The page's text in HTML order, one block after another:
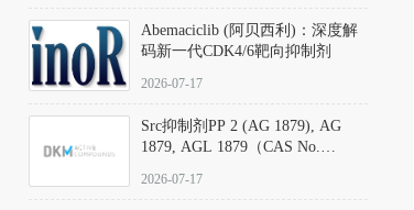
过精准嵌入激酶的ATP结合位点
发挥抑制作用，对ROCK1和
ROCK2的解离常数（Ki）分别为
140 nM和300 nM；在众多丝氨酸/
中，其靶向ROCK的选择性超过
200倍，凸显出优异的分子特异
Abemaciclib (阿贝西利)：深度解
码新一代CDK4/6靶向抑制剂
2026-07-17
Src抑制剂PP 2 (AG 1879), AG
1879, AGL 1879（CAS No.
应用指南
2026-07-17